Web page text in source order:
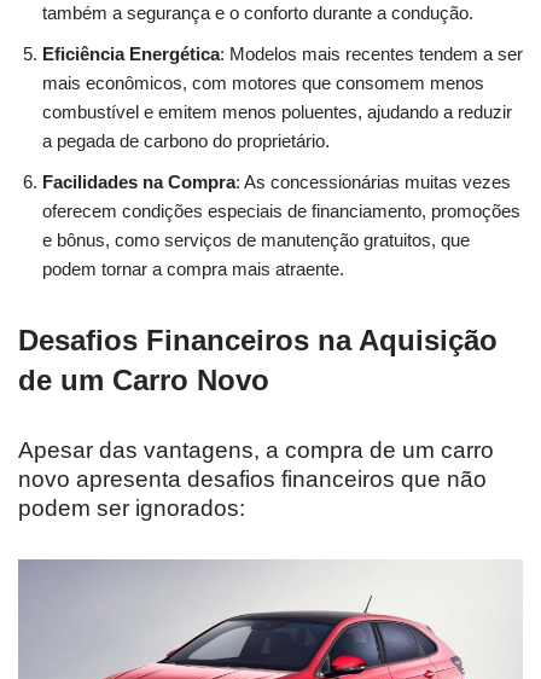
também a segurança e o conforto durante a condução.
Eficiência Energética: Modelos mais recentes tendem a ser
mais econômicos, com motores que consomem menos
combustível e emitem menos poluentes, ajudando a reduzir
a pegada de carbono do proprietário.
Facilidades na Compra: As concessionárias muitas vezes
oferecem condições especiais de financiamento, promoções
e bônus, como serviços de manutenção gratuitos, que
podem tornar a compra mais atraente.
Desafios Financeiros na Aquisição
de um Carro Novo
Apesar das vantagens, a compra de um carro
novo apresenta desafios financeiros que não
podem ser ignorados: